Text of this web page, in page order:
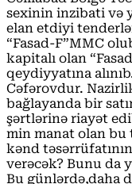
sexinin inzibati və
elan etdiyi
“Fasad-F”MMC
kapitalı olan
qeydiyyatına
Cəfərovdur.
bağlayanda bir
şərtlərinə riayət
min manat olan bu
kənd
verəcək? Bunu da
Bu günlərdə,daha